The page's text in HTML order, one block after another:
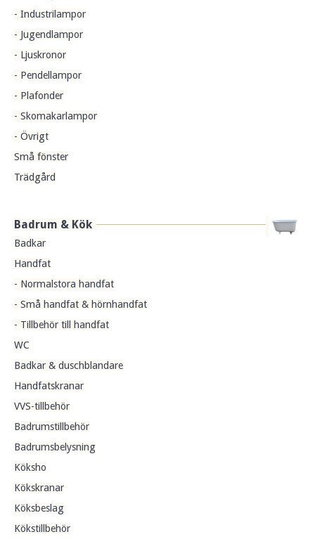
- Industrilampor
- Jugendlampor
- Ljuskronor
- Pendellampor
- Plafonder
- Skomakarlampor
- Övrigt
Små fönster
Trädgård
Badrum & Kök
Badkar
Handfat
- Normalstora handfat
- Små handfat & hörnhandfat
- Tillbehör till handfat
WC
Badkar & duschblandare
Handfatskranar
VVS-tillbehör
Badrumstillbehör
Badrumsbelysning
Köksho
Kökskranar
Köksbeslag
Kökstillbehör